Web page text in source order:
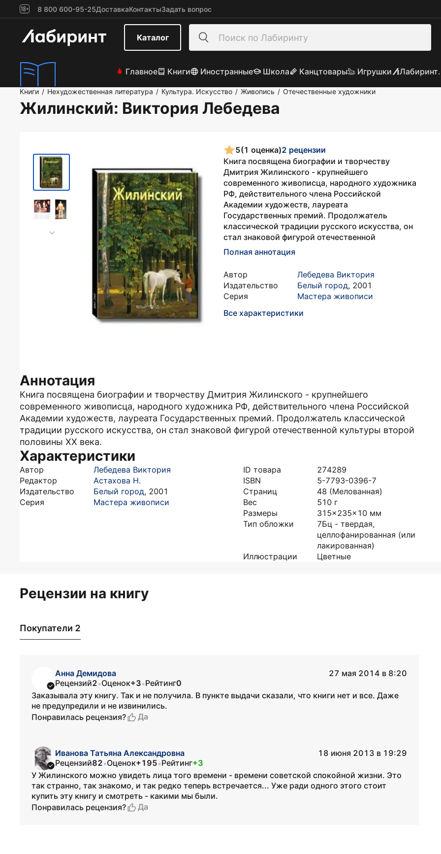
8 800 600-95-25ДоставкаКонтактыЗадать вопрос
Каталог
Главное Книги Иностранные Школа Канцтовары Игрушки
Книги / Нехудожественная литература / Культура. Искусство / Живопись / Отечественные художники
Жилинский: Виктория Лебедева
5(1 оценка)2 рецензии
Книга посвящена биографии и творчеству
Дмитрия Жилинского - крупнейшего
современного живописца, народного художника
РФ, действительного члена Российской
Академии художеств, лауреата
Государственных премий. Продолжатель
классической традиции русского искусства, он
стал знаковой фигурой отечественной
Полная аннотация
Автор
Лебедева Виктория
Издательство
Белый город, 2001
Серия
Мастера живописи
Все характеристики
Аннотация
Книга посвящена биографии и творчеству Дмитрия Жилинского - крупнейшего
современного живописца, народного художника РФ, действительного члена Российской
Академии художеств, лауреата Государственных премий. Продолжатель классической
традиции русского искусства, он стал знаковой фигурой отечественной культуры второй
половины XX века.
Характеристики
Автор
Лебедева Виктория
Редактор
Астахова Н.
Издательство
Белый город, 2001
Серия
Мастера живописи
ID товара
274289
ISBN
5-7793-0396-7
Страниц
48 (Мелованная)
Вес
510 г
Размеры
315x235x10 мм
Тип обложки
7Бц - твердая,
целлофанированная (или
лакированная)
Иллюстрации
Цветные
Рецензии на книгу
Покупатели 2
Анна Демидова
27 мая 2014 в 8:20
Рецензий2•Оценок+3•Рейтинг0
Заказывала эту книгу. Так и не получила. В пункте выдачи сказали, что книги нет и все. Даже
не предупредили и не извинились.
Понравилась рецензия?
Да
Иванова Татьяна Александровна
18 июня 2013 в 19:29
Рецензий82•Оценок+195•Рейтинг+3
У Жилинского можно увидеть лица того времени - времени советской спокойной жизни. Это
так странно, так знакомо, и так редко теперь встречается... Уже ради одного этого стоит
купить эту книгу и смотреть - какими мы были.
Понравилась рецензия?
Да